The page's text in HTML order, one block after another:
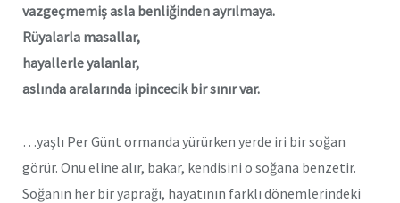
vazgeçmemiş asla benliğinden ayrılmaya.
Rüyalarla masallar,
hayallerle yalanlar,
aslında aralarında ipincecik bir sınır var.
…yaşlı Per Günt ormanda yürürken yerde iri bir soğan
görür. Onu eline alır, bakar, kendisini o soğana benzetir.
Soğanın her bir yaprağı, hayatının farklı dönemlerindeki